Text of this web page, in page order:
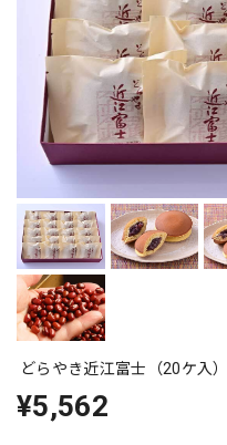
どらやき近江富士（20ケ入）
¥5,562